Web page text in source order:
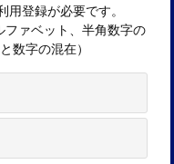
用登録が必要です。
ァベット、半角数字の
数字の混在）